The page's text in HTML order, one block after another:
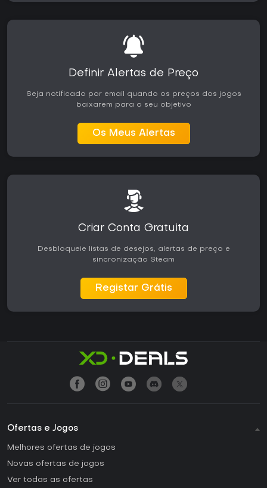
Definir Alertas de Preço
Seja notificado por email quando os preços dos jogos
baixarem para o seu objetivo
Os Meus Alertas
Criar Conta Gratuita
Desbloqueie listas de desejos, alertas de preço e
sincronização Steam
Registar Grátis
Ofertas e Jogos
Melhores ofertas de jogos
Novas ofertas de jogos
Ver todas as ofertas